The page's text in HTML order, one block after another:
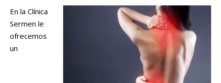
En la Clínica
Sermen le
ofrecemos
un